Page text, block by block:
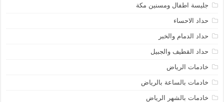
جليسة اطفال ومسنين مكة
حداد الاحساء
حداد الدمام والخبر
حداد القطيف والجبيل
خادمات الرياض
خادمات بالساعة بالرياض
خادمات بالشهر الرياض